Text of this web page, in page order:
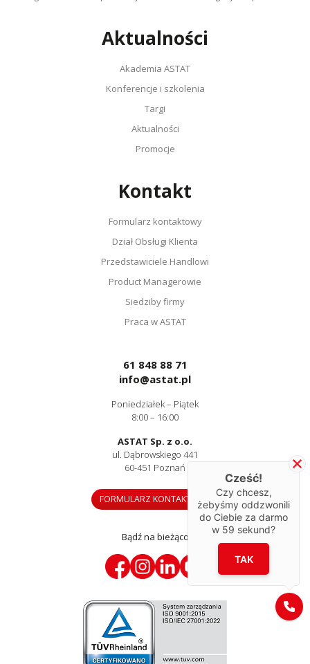
Aktualności
Akademia ASTAT
Konferencje i szkolenia
Targi
Aktualności
Promocje
Kontakt
Formularz kontaktowy
Dział Obsługi Klienta
Przedstawiciele Handlowi
Product Managerowie
Siedziby firmy
Praca w ASTAT
61 848 88 71
info@astat.pl
Poniedziałek – Piątek
8:00 – 16:00
ASTAT Sp. z o.o.
ul. Dąbrowskiego 441
60-451 Poznań
FORMULARZ KONTAKTOWY
Bądź na bieżąco
Cześć!
Czy chcesz,
żebyśmy oddzwonili
do Ciebie za darmo
w 59 sekund?
TAK